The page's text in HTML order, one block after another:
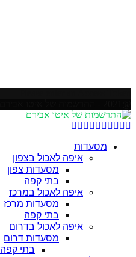
Facebook
Twitter
Instagram
Pinterest
Google
Linkedin
Youtube
Email
Soundcloud
מסעדות
איפה לאכול בצפון
מסעדות צפון
בתי קפה
איפה לאכול במרכז
מסעדות מרכז
בתי קפה
איפה לאכול בדרום
מסעדות דרום
בתי קפה